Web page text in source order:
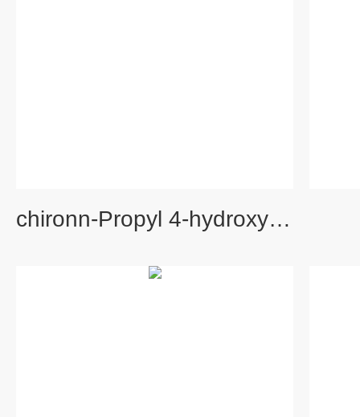
chironn-Propyl 4-hydroxybenzoate-2,3,5,6-d4标准品（1219802-6